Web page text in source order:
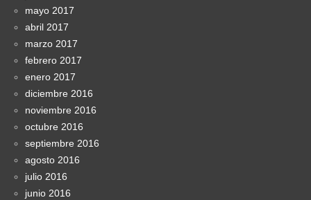
mayo 2017
abril 2017
marzo 2017
febrero 2017
enero 2017
diciembre 2016
noviembre 2016
octubre 2016
septiembre 2016
agosto 2016
julio 2016
junio 2016